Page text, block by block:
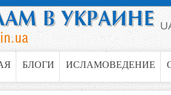
to navigation
БЛОГИ ИСЛАМОВЕДЕНИЕ